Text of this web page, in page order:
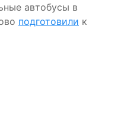
автобусы в
подготовили к